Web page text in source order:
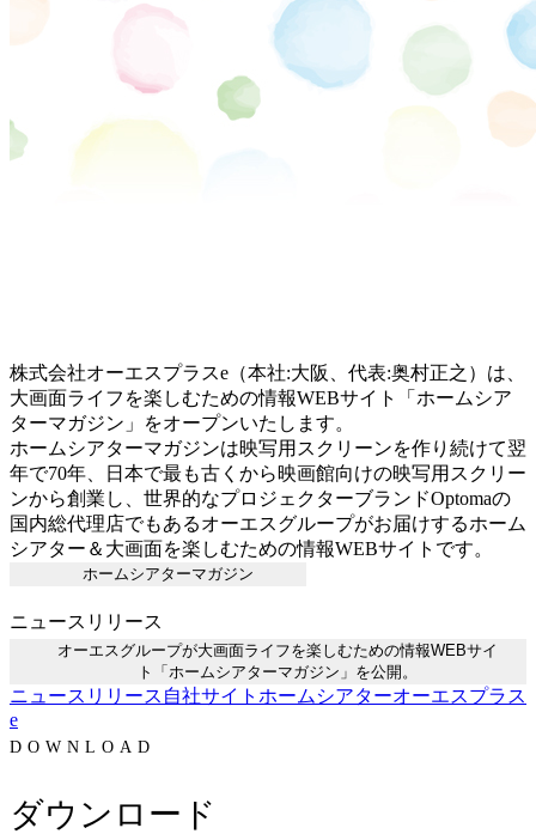
株式会社オーエスプラスe（本社:大阪、代表:奥村正之）は、
大画面ライフを楽しむための情報WEBサイト「ホームシア
ターマガジン」をオープンいたします。
ホームシアターマガジンは映写用スクリーンを作り続けて翌
年で70年、日本で最も古くから映画館向けの映写用スクリー
ンから創業し、世界的なプロジェクターブランドOptomaの
国内総代理店でもあるオーエスグループがお届けするホーム
シアター＆大画面を楽しむための情報WEBサイトです。
ホームシアターマガジン
ニュースリリース
オーエスグループが大画面ライフを楽しむための情報WEBサイ
ト「ホームシアターマガジン」を公開。
ニュースリリース 自社サイト ホームシアターオーエスプラス
e
DOWNLOAD
ダウンロード